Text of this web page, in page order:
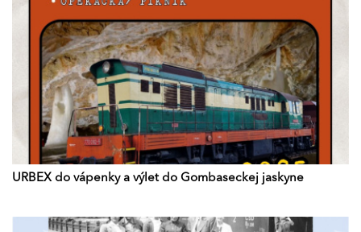
URBEX do vápenky a výlet do Gombaseckej jaskyne